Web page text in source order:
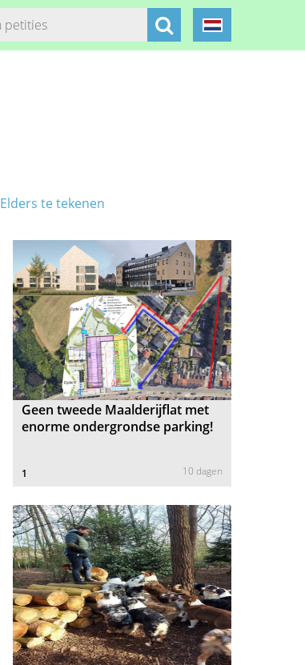
Elders te tekenen
Geen tweede Maalderijflat met
enorme ondergrondse parking!
1 10 dagen